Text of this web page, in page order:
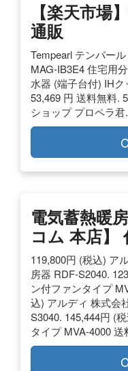
【楽天市場
通販
Tempearl テンパー
MAG-IB3E4 住宅用
水器 (端子台付) IH
53,469 円 送料無料.
ショップ プロペラ
電気蓄熱暖
コム 本店】
119,800円 (税込) ア
房器 RDF-S2040.
ン付ファンタイプ
込) アルディ 株式会
S3040. 145,444円 (
タイプ MVA-4000